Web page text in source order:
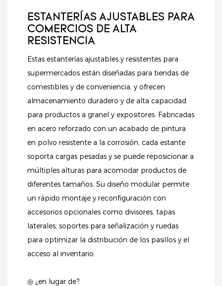
ESTANTERÍAS AJUSTABLES PARA
COMERCIOS DE ALTA
RESISTENCIA
Estas estanterías ajustables y resistentes para
supermercados están diseñadas para tiendas de
comestibles y de conveniencia, y ofrecen
almacenamiento duradero y de alta capacidad
para productos a granel y expositores. Fabricadas
en acero reforzado con un acabado de pintura
en polvo resistente a la corrosión, cada estante
soporta cargas pesadas y se puede reposicionar a
múltiples alturas para acomodar productos de
diferentes tamaños. Su diseño modular permite
un rápido montaje y reconfiguración con
accesorios opcionales como divisores, tapas
laterales, soportes para señalización y ruedas
para optimizar la distribución de los pasillos y el
acceso al inventario.
◎ ¿en lugar de?